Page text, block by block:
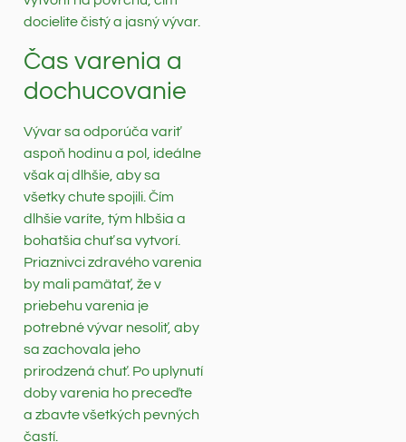
docielite čistý a jasný vývar.
Čas varenia a
dochucovanie
Vývar sa odporúča variť
aspoň hodinu a pol, ideálne
však aj dlhšie, aby sa
všetky chute spojili. Čím
dlhšie varíte, tým hlbšia a
bohatšia chuť sa vytvorí.
Priaznivci zdravého varenia
by mali pamätať, že v
priebehu varenia je
potrebné vývar nesoliť, aby
sa zachovala jeho
prirodzená chuť. Po uplynutí
doby varenia ho preceďte
a zbavte všetkých pevných
častí.